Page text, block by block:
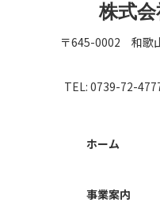
株式
〒645-0002 和歌
TEL: 0739-72-
ホーム
事業案内